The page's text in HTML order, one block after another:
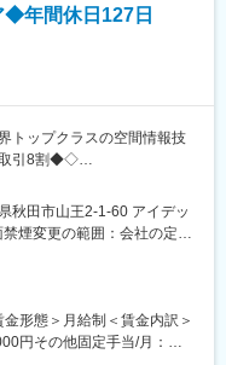
の業務に携わっていただき
ュー、構築手順レビュ
、標準化（テンプレートや
レゼンを通じた案件獲得
年間休日127日
ップクラスの空間情報技
取引8割◆◇
る測量・計測・GIS（地図・
ントの技術やサービスを提
（地図・地理情報システ
供すると共に、分析コンサ
ーションを提供いただきま
秋田市山王2-1-60 アイデッ
煙変更の範囲：会社の定め
形態＞月給制＜賃金内訳＞
円その他固定手当/月：